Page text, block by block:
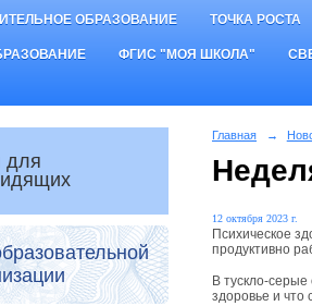
ОБРАЗОВАНИЕ ТОЧКА РОСТА
ФГИС "МОЯ ШКОЛА"
для
Главная →
12 октября 2023 г.
Психическое
продуктивно
В тускло-
здоровье и что